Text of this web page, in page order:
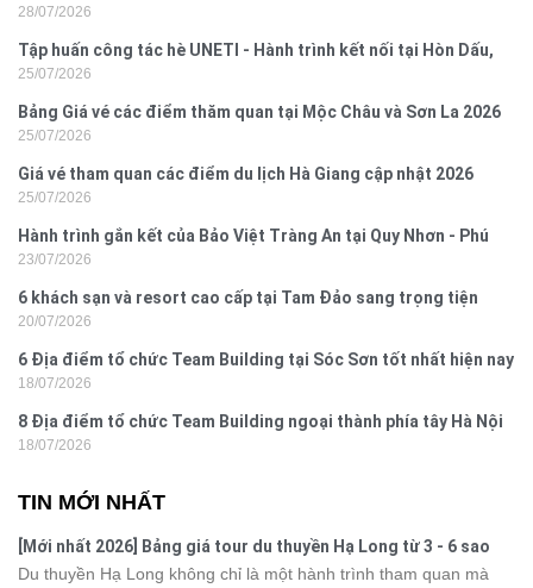
Hưng 2026
28/07/2026
Tập huấn công tác hè UNETI - Hành trình kết nối tại Hòn Dấu,
Đồ Sơn
25/07/2026
Bảng Giá vé các điểm thăm quan tại Mộc Châu và Sơn La 2026
25/07/2026
Giá vé tham quan các điểm du lịch Hà Giang cập nhật 2026
25/07/2026
Hành trình gắn kết của Bảo Việt Tràng An tại Quy Nhơn - Phú
Yên
23/07/2026
6 khách sạn và resort cao cấp tại Tam Đảo sang trọng tiện
nghi
20/07/2026
6 Địa điểm tổ chức Team Building tại Sóc Sơn tốt nhất hiện nay
18/07/2026
8 Địa điểm tổ chức Team Building ngoại thành phía tây Hà Nội
18/07/2026
TIN MỚI NHẤT
[Mới nhất 2026] Bảng giá tour du thuyền Hạ Long từ 3 - 6 sao
Du thuyền Hạ Long không chỉ là một hành trình tham quan mà